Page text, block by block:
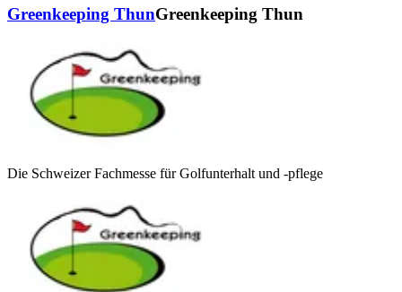
Greenkeeping ThunGreenkeeping Thun
Die Schweizer Fachmesse für Golfunterhalt und -pflege